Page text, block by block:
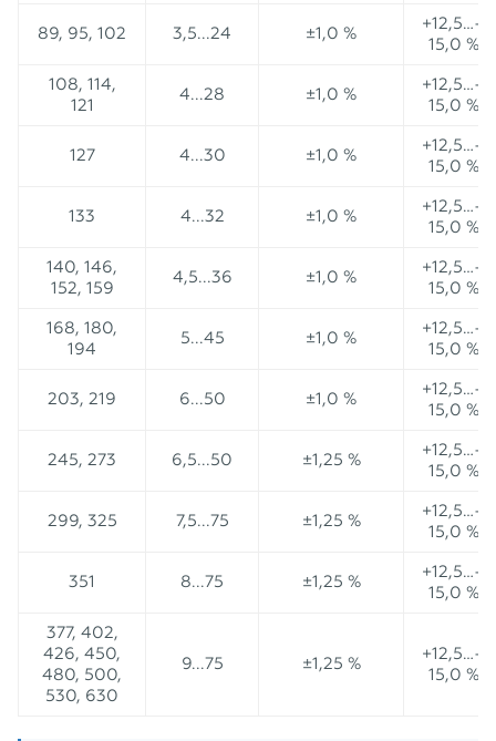
89, 95, 102 3,5...24 ±1,0 %
+12,5…–
15,0 %
108, 114,
121
4...28 ±1,0 %
+12,5…–
15,0 %
127 4...30 ±1,0 %
+12,5…–
15,0 %
133 4...32 ±1,0 %
+12,5…–
15,0 %
140, 146,
152, 159
4,5...36 ±1,0 %
+12,5…–
15,0 %
168, 180,
194
5...45 ±1,0 %
+12,5…–
15,0 %
203, 219 6...50 ±1,0 %
+12,5…–
15,0 %
245, 273 6,5...50 ±1,25 %
+12,5…–
15,0 %
299, 325 7,5...75 ±1,25 %
+12,5…–
15,0 %
351 8...75 ±1,25 %
+12,5…–
15,0 %
377, 402,
426, 450,
480, 500,
530, 630
9...75 ±1,25 %
+12,5…–
15,0 %